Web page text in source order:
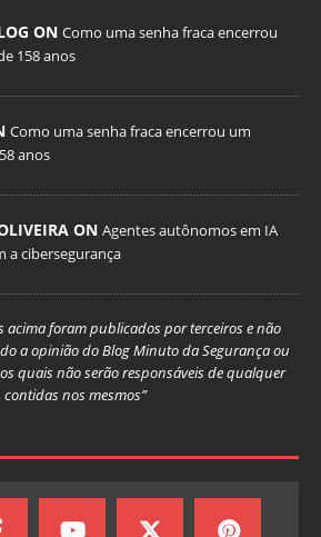
ON Como uma senha fraca encerrou
158 anos
Como uma senha fraca encerrou um
anos
ON Agentes autônomos em IA
a cibersegurança
acima foram publicados por terceiros e não
a opinião do Blog Minuto da Segurança ou
quais não serão responsáveis de qualquer
nos mesmos”